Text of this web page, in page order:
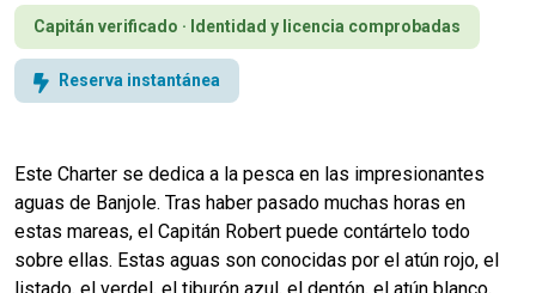
Capitán verificado · Identidad y licencia comprobadas
Reserva instantánea
Este Charter se dedica a la pesca en las impresionantes
aguas de Banjole. Tras haber pasado muchas horas en
estas mareas, el Capitán Robert puede contártelo todo
sobre ellas. Estas aguas son conocidas por el atún rojo, el